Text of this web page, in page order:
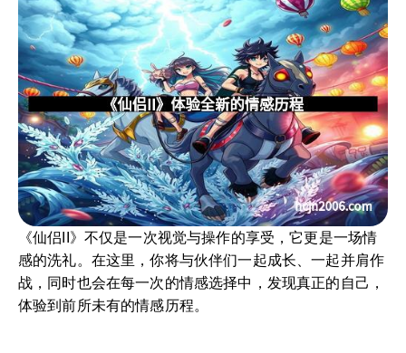
《仙侣II》不仅是一次视觉与操作的享受，它更是一场情
感的洗礼。在这里，你将与伙伴们一起成长、一起并肩作
战，同时也会在每一次的情感选择中，发现真正的自己，
体验到前所未有的情感历程。